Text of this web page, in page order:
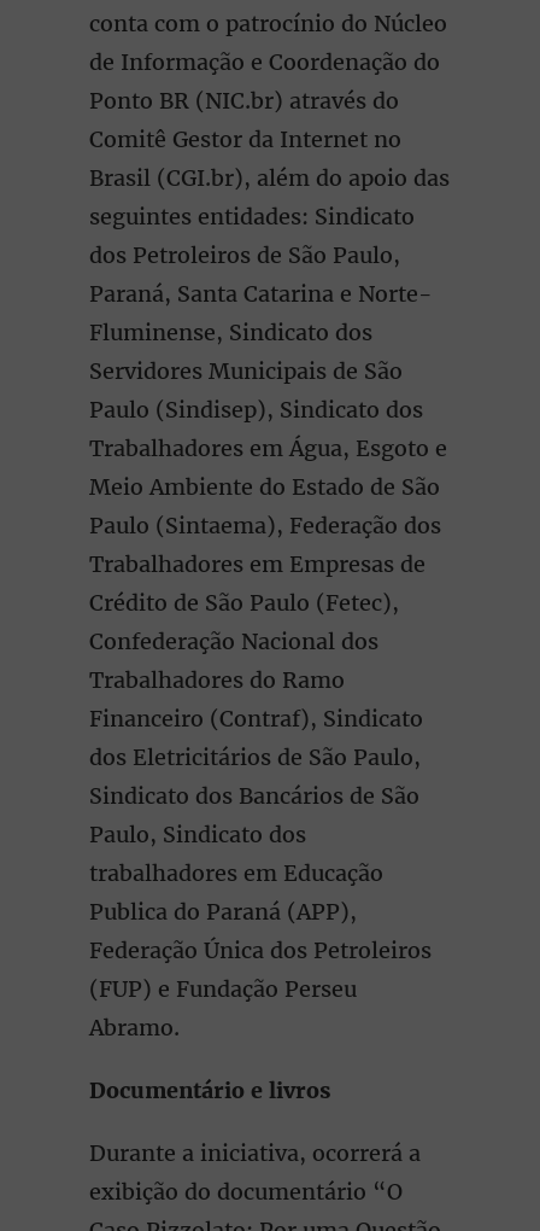
conta com o patrocínio do Núcleo
de Informação e Coordenação do
Ponto BR (NIC.br) através do
Comitê Gestor da Internet no
Brasil (CGI.br), além do apoio das
seguintes entidades: Sindicato
dos Petroleiros de São Paulo,
Paraná, Santa Catarina e Norte-
Fluminense, Sindicato dos
Servidores Municipais de São
Paulo (Sindisep), Sindicato dos
Trabalhadores em Água, Esgoto e
Meio Ambiente do Estado de São
Paulo (Sintaema), Federação dos
Trabalhadores em Empresas de
Crédito de São Paulo (Fetec),
Confederação Nacional dos
Trabalhadores do Ramo
Financeiro (Contraf), Sindicato
dos Eletricitários de São Paulo,
Sindicato dos Bancários de São
Paulo, Sindicato dos
trabalhadores em Educação
Publica do Paraná (APP),
Federação Única dos Petroleiros
(FUP) e Fundação Perseu
Abramo.
Documentário e livros
Durante a iniciativa, ocorrerá a
exibição do documentário “O